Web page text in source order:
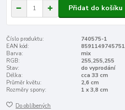
Přidat do košíku
Číslo produktu:
740575-1
EAN kód:
8591149745751
Barva:
mix
RGB:
255,255,255
Stav:
do vyprodání
Délka:
cca 33 cm
Průměr květu:
2,6 cm
Rozměry spony:
1 x 3,8 cm
Do oblíbených